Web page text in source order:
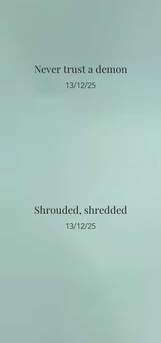
Never trust a demon
13/12/25
Shrouded, shredded
13/12/25